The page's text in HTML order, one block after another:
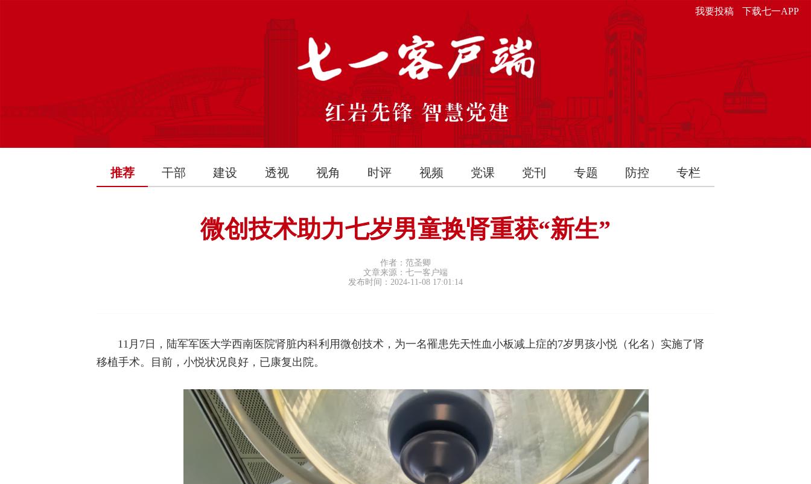
我要投稿 下载七一APP
推荐 干部 建设 透视 视角 时评 视频 党课 党刊 专题 防控 专栏
微创技术助力七岁男童换肾重获“新生”
作者：范圣卿
文章来源：七一客户端
发布时间：2024-11-08 17:01:14
11月7日，陆军军医大学西南医院肾脏内科利用微创技术，为一名罹患先天性血小板减上症的7岁男孩小悦（化名）实施了肾
移植手术。目前，小悦状况良好，已康复出院。